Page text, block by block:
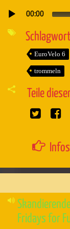
Audio-
00:00
EuroVelo 6
trommeln
Teile
Fridays for